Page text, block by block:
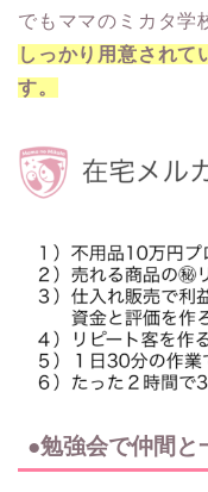
でもママのミカタ学
しっかり用意されて
す。
●勉強会で仲間と